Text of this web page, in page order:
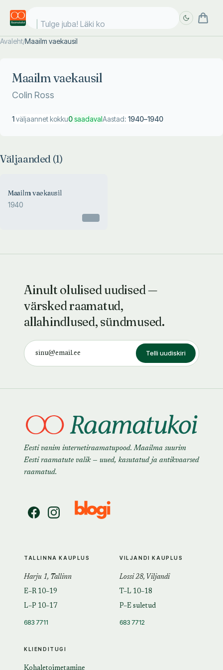
Tulge juba! Läki koo
Avaleht/Maailm vaekausil
Maailm vaekausil
Colin Ross
1väljaannet kokku0saadavalAastad: 1940–1940
Väljaanded (1)
Maailm vaekausil
1940
Ainult olulised uudised —
värsked raamatud,
allahindlused, sündmused.
Telli uudiskiri
Eesti vanim internetiraamatupood. Maailma suurim
Eesti raamatute valik — uued, kasutatud ja antikvaarsed
raamatud.
KLIENDITUGI
TALLINNA KAUPLUS
Harju 1, Tallinn
E–R 10–19
L–P 10–17
683 7711
VILJANDI KAUPLUS
Lossi 28, Viljandi
T–L 10–18
P–E suletud
683 7712